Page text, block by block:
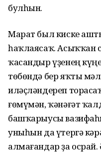
булһын.
Марат был киске
һаҡлаясаҡ. Асыҡҡан
ҡасандыр үҙенең
төбөндә бер яҡты
иләҫләндереп
ғөмүмән, ҡәнәғәт
башҡарыусы
уныһын да үтергә
алмағандар ҙа